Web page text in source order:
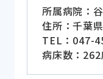
所属病院：
住所：千葉
TEL：047-
病床数：